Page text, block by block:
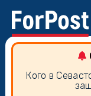
Кого в